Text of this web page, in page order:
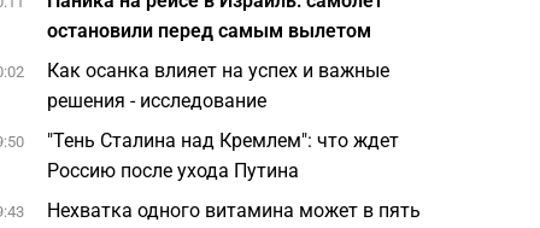
остановили перед самым вылетом
Как осанка влияет на успех и важные
решения - исследование
"Тень Сталина над Кремлем": что ждет
Россию после ухода Путина
Нехватка одного витамина может в пять